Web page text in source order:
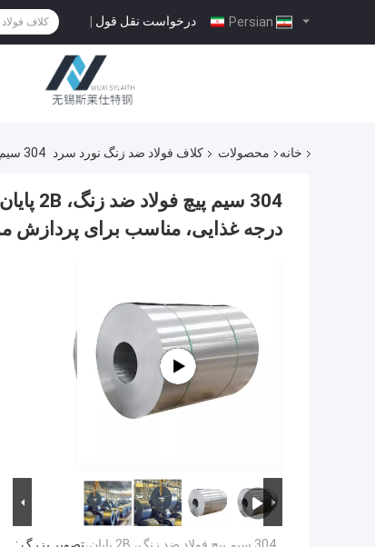
درخواست نقل قول |
خانه محصولات کلاف فولاد ضد زنگ نورد سرد 304 سیم پیچ فولاد ضد زنگ، 2B پایان، ضخامت 0.5mm-6mm، عرض 1000mm-1500mm، درجه غذایی، مناسب برای پردازش مواد غذایی و بسته بندی
درجه غذایی، مناسب برای پردازش